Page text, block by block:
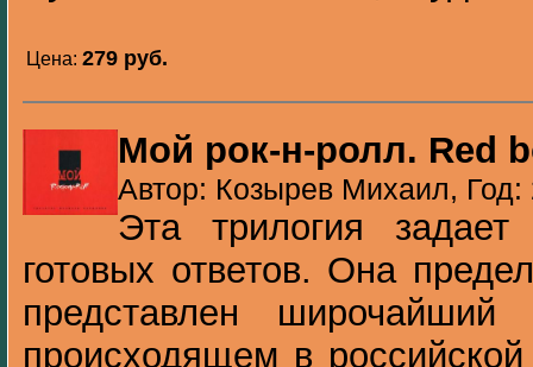
Цена: 279 pуб.
Мой рок-н-ролл. Red
Автор: Козырев Михаил, Год:
Эта трилогия
готовых ответов. Она
представлен
происходящем в